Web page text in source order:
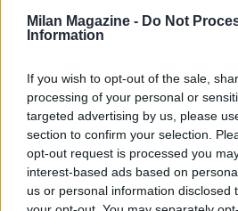
Milan Magazine - Do Not
Information
If you wish to opt-out of the sale,
processing of your personal or
targeted advertising by us, please
section to confirm your selection.
opt-out request is processed you
interest-based ads based on
us or personal information disclosed
Hanno tante qualità Lucca e Lang.
modo giusto per metterle in mostra.
voluto al Milan. I rossoneri, a caccia
sulle tracce del piemontese. Ma il
l'accordo con l'Udinese. A meno di
Lucca farà parte della comitiva che
dovrà cercare di dare il massimo per
Italia con la maglia del Napoli".